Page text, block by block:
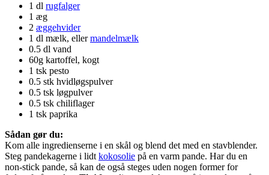
1 dl rugfalger
1 æg
2 æggehvider
1 dl mælk, ellermandelmælk
0.5 dl vand
60g kartoffel, kogt
1 tsk pesto
0.5 stk hvidløgspulver
0.5 tsk løgpulver
0.5 tsk chiliflager
1 tsk paprika
Sådan gør du:
Kom alle ingredienserne i en skål og blend det med en stavblender.
Steg pandekagerne i lidt kokosolie på en varm pande. Har du en
non-stick pande, så kan de også steges uden nogen former for